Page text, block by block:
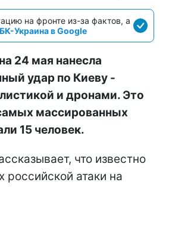
на фронте из-за фактов, а
Украина в Google
24 мая нанесла
удар по Киеву -
и дронами. Это
массированных
15 человек.
что известно
российской атаки на